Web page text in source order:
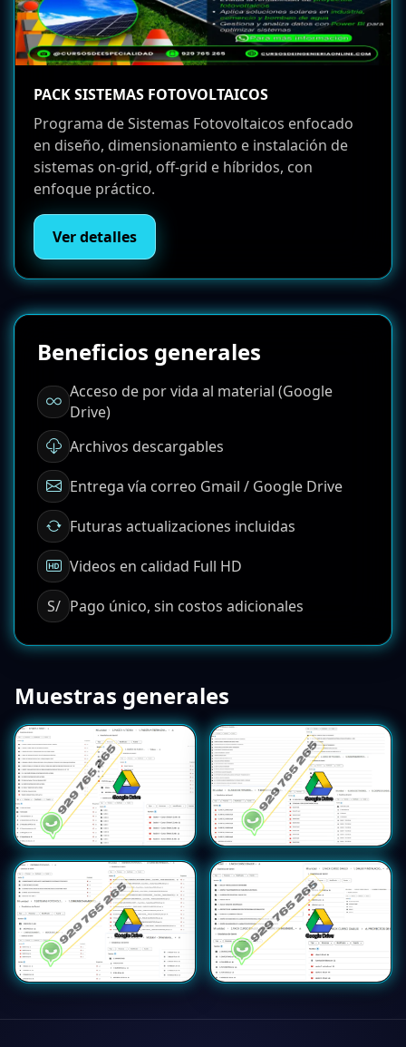
PACK SISTEMAS FOTOVOLTAICOS
Programa de Sistemas Fotovoltaicos enfocado
en diseño, dimensionamiento e instalación de
sistemas on-grid, off-grid e híbridos, con
enfoque práctico.
Ver detalles
Beneficios generales
Acceso de por vida al material (Google
Drive)
Archivos descargables
Entrega vía correo Gmail / Google Drive
Futuras actualizaciones incluidas
Videos en calidad Full HD
S/ Pago único, sin costos adicionales
Muestras generales